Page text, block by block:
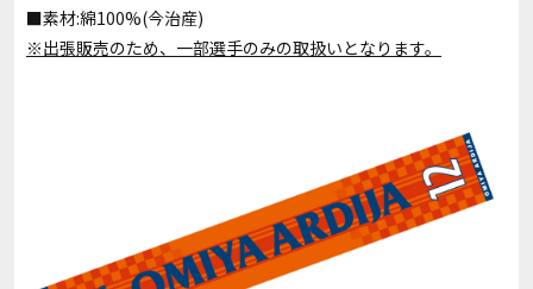
■素材:綿100%(今治産)
※出張販売のため、一部選手のみの取扱いとなります。